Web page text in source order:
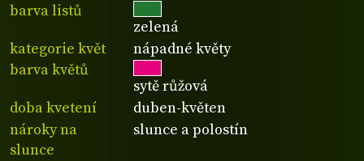
barva listů
zelená
kategorie květ
nápadné květy
barva květů
sytě růžová
doba kvetení
duben-květen
nároky na
slunce
slunce a polostín